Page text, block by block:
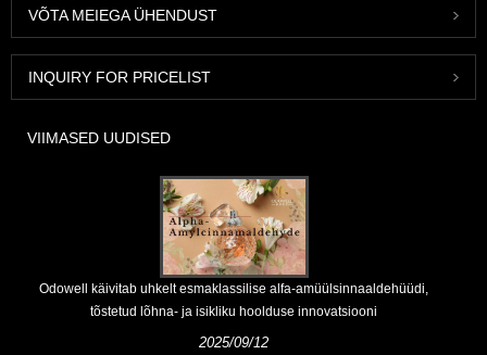
VÕTA MEIEGA ÜHENDUST
INQUIRY FOR PRICELIST
VIIMASED UUDISED
Odowell käivitab uhkelt esmaklassilise alfa-amüülsinnaaldehüüdi,
tõstetud lõhna- ja isikliku hoolduse innovatsiooni
2025/09/12